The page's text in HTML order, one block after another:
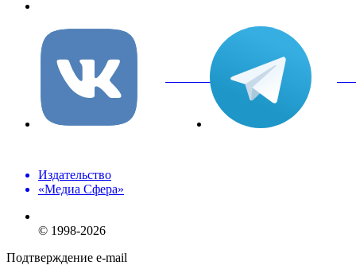
вКонтакте
Издательство
«Медиа Сфера»
© 1998-2026
Подтверждение e-mail